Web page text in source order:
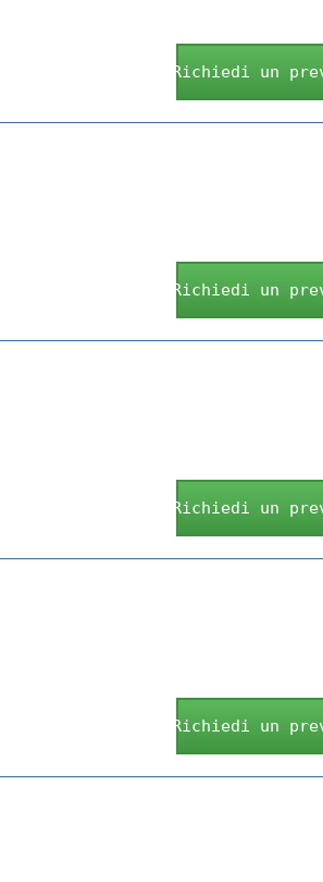
Richiedi un
Richiedi un
Richiedi un
Richiedi un